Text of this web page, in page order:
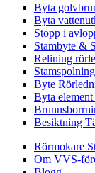
Byta
Byta
Stopp i
Stambyte &
Relining
Byte
Byta
Besiktning
Rörmokare
Om VVS-